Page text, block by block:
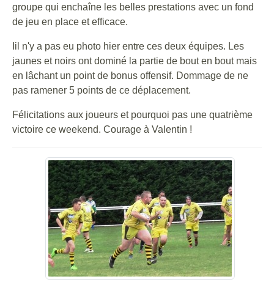
groupe qui enchaîne les belles prestations avec un fond
de jeu en place et efficace.
Iil n'y a pas eu photo hier entre ces deux équipes. Les
jaunes et noirs ont dominé la partie de bout en bout mais
en lâchant un point de bonus offensif. Dommage de ne
pas ramener 5 points de ce déplacement.
Félicitations aux joueurs et pourquoi pas une quatrième
victoire ce weekend. Courage à Valentin !